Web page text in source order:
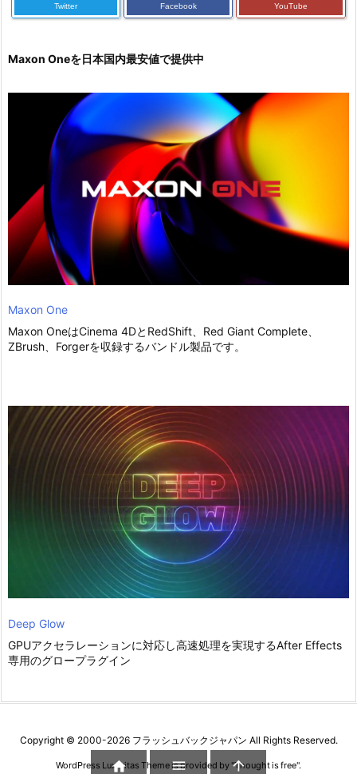
Twitter Facebook YouTube
Maxon Oneを日本国内最安値で提供中
Maxon One
Maxon OneはCinema 4DとRedShift、Red Giant Complete、
ZBrush、Forgerを収録するバンドル製品です。
Deep Glow
GPUアクセラレーションに対応し高速処理を実現するAfter Effects
専用のグロープラグイン
Copyright © 2000-2026 フラッシュバックジャパン All Rights Reserved.
WordPress Luxeritas Theme is provided by "Thought is free".
  